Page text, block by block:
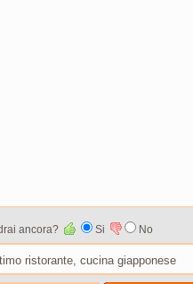
ancora? Si No